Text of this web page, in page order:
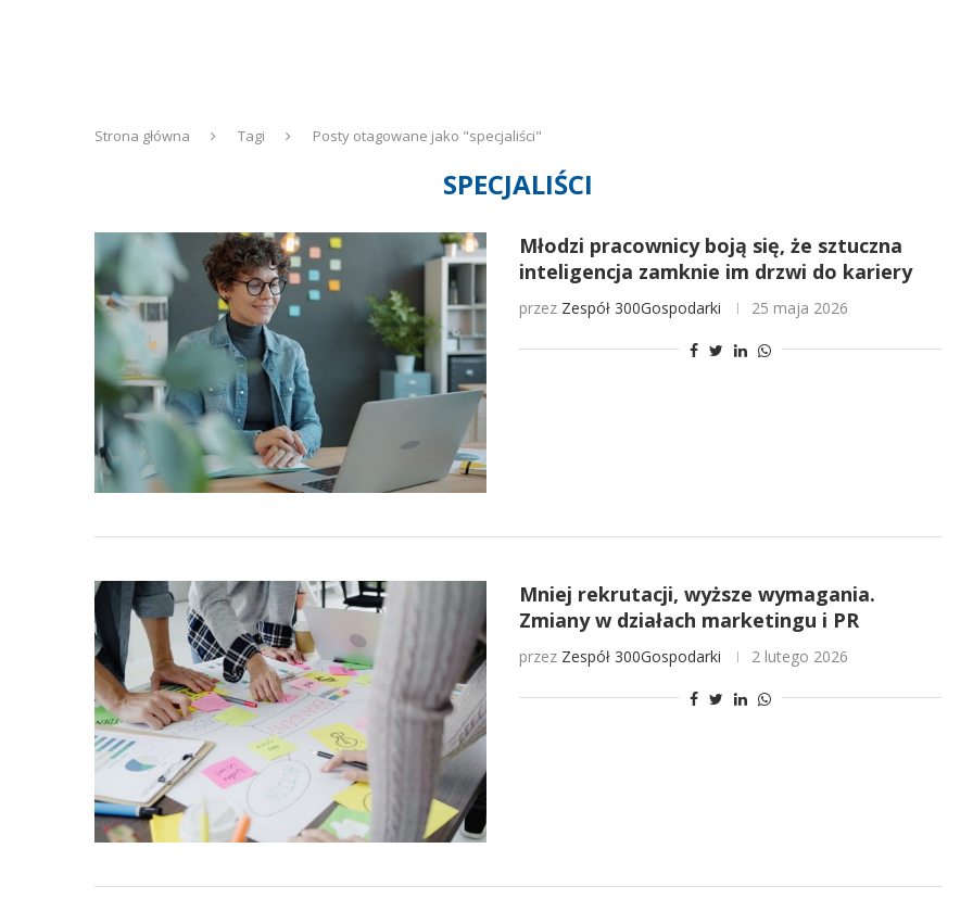
Strona główna Tagi Posty otagowane jako "specjaliści"
SPECJALIŚCI
Młodzi pracownicy boją się, że sztuczna
inteligencja zamknie im drzwi do kariery
przez Zespół 300Gospodarki 25 maja 2026
Mniej rekrutacji, wyższe wymagania.
Zmiany w działach marketingu i PR
przez Zespół 300Gospodarki 2 lutego 2026